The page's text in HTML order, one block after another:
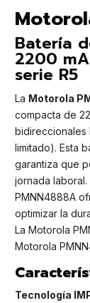
Batería
2200
serie R5
La Motorola
compacta de
bidireccionales
limitado). Esta
garantiza que
jornada laboral.
PMNN4888A
optimizar la
La Motorola
Motorola
Tecnología